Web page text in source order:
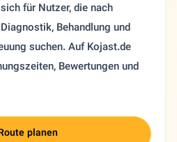
für Nutzer, die nach
Behandlung und
suchen. Auf Kojast.de
Bewertungen und
planen